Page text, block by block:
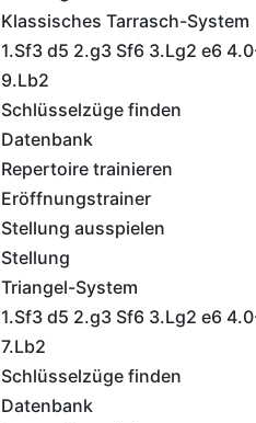
Klassisches Tarrasch-System
1.Sf3 d5 2.g3 Sf6 3.Lg2 e6
9.Lb2
Schlüsselzüge finden
Datenbank
Repertoire trainieren
Eröffnungstrainer
Stellung ausspielen
Stellung
Triangel-System
1.Sf3 d5 2.g3 Sf6 3.Lg2 e6
7.Lb2
Schlüsselzüge finden
Datenbank